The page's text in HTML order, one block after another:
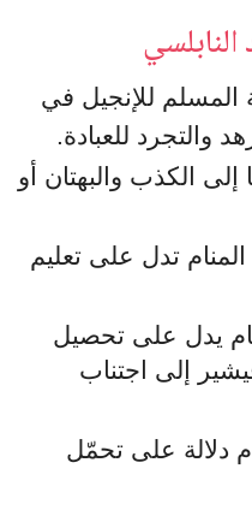
المسلم للإنجيل في
والتجرد للعبادة.
الكذب والبهتان أو
تدل على تعليم
يدل على تحصيل
فيشير إلى اجتناب
دلالة على تحمّل